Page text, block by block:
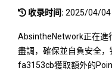
收录时间: 2025/04/04
AbsintheNetwork正在進
盡調，確保並自負安全
fa3153cb獲取額外的